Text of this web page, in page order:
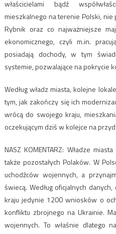
właścicielami bądź
mieszkalnego na terenie Polski, nie
Rybnik oraz co najważniejsze
ekonomicznego, czyli m.in.
posiadają dochody, w tym
systemie, pozwalające na pokrycie
Według władz miasta, kolejne
tym, jak zakończy się ich
wrócą do swojego kraju,
oczekującym dziś w kolejce na
NASZ KOMENTARZ: Władze
także pozostałych Polaków. W
uchodźców wojennych, a
świecą. Według oficjalnych
kraju jedynie 1200 wniosków o
konfliktu zbrojnego na Ukrainie.
wojennych. To właśnie dlatego